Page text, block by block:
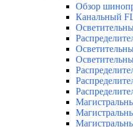
Обзор
Канальный